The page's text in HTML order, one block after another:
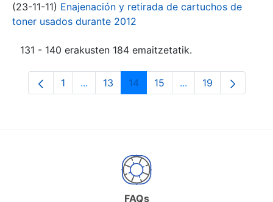
(23-11-11) Enajenación y retirada de cartuchos de
toner usados durante 2012
131 - 140 erakusten 184 emaitzetatik.
Orrialdea
1 ...Intermediate Pages Use TAB to navigate.
Orrialdea
13 Orrialdea
14 Orrialdea
15 ...Intermediate
Orrialdea
19
FAQs